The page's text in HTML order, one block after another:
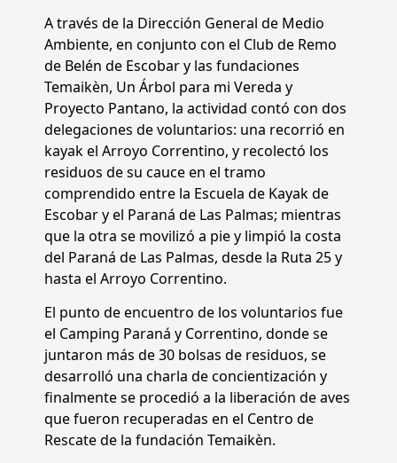
A través de la Dirección General de Medio
Ambiente, en conjunto con el Club de Remo
de Belén de Escobar y las fundaciones
Temaikèn, Un Árbol para mi Vereda y
Proyecto Pantano, la actividad contó con dos
delegaciones de voluntarios: una recorrió en
kayak el Arroyo Correntino, y recolectó los
residuos de su cauce en el tramo
comprendido entre la Escuela de Kayak de
Escobar y el Paraná de Las Palmas; mientras
que la otra se movilizó a pie y limpió la costa
del Paraná de Las Palmas, desde la Ruta 25 y
hasta el Arroyo Correntino.
El punto de encuentro de los voluntarios fue
el Camping Paraná y Correntino, donde se
juntaron más de 30 bolsas de residuos, se
desarrolló una charla de concientización y
finalmente se procedió a la liberación de aves
que fueron recuperadas en el Centro de
Rescate de la fundación Temaikèn.